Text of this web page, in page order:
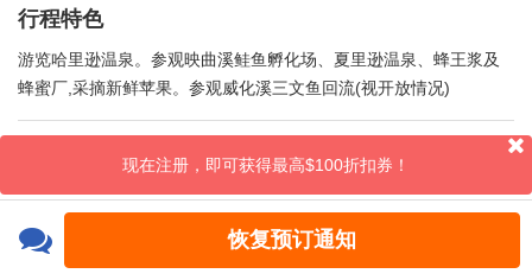
行程特色
游览哈里逊温泉。参观映曲溪鲑鱼孵化场、夏里逊温泉、蜂王浆及
蜂蜜厂,采摘新鲜苹果。参观威化溪三文鱼回流(视开放情况)
恢复预订通知
现在注册，即可获得最高$100折扣券！